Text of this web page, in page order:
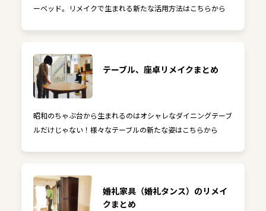
ーベッド。リメイクで生まれる新たな活用方法はこちらから
テーブル、座卓リメイクまとめ
昭和のちゃぶ台から生まれるのはオシャレなダイニングテーブ
ルだけじゃない！様々なテーブルの新たな姿はこちらから
婚礼家具（婚礼タンス）のリメイ
クまとめ